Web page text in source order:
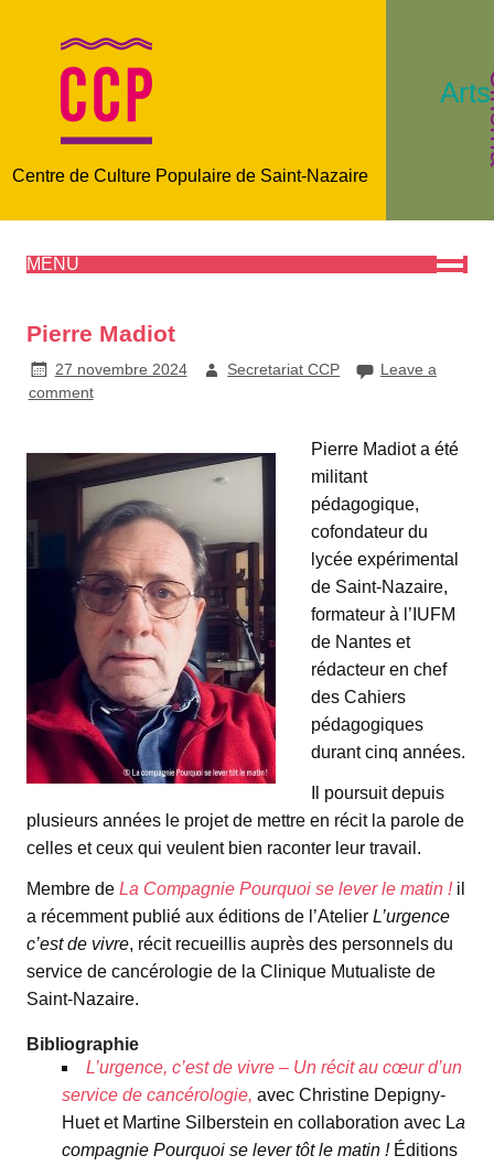
Centre de Culture Populaire de Saint-Nazaire
MENU
Pierre Madiot
27 novembre 2024 Secretariat CCP
Leave a
comment
Pierre Madiot a été
militant
pédagogique,
cofondateur du
lycée expérimental
de Saint-Nazaire,
formateur à l’IUFM
de Nantes et
rédacteur en chef
des Cahiers
pédagogiques
durant cinq années.
Il poursuit depuis
plusieurs années le projet de mettre en récit la parole de
celles et ceux qui veulent bien raconter leur travail.
Membre de La Compagnie Pourquoi se lever le matin !il
a récemment publié aux éditions de l’Atelier L’urgence
c’est de vivre, récit recueillis auprès des personnels du
service de cancérologie de la Clinique Mutualiste de
Saint-Nazaire.
Bibliographie
L’urgence, c’est de vivre – Un récit au cœur d’un
service de cancérologie, avec Christine Depigny-
Huet et Martine Silberstein en collaboration avec La
compagnie Pourquoi se lever tôt le matin !Éditions